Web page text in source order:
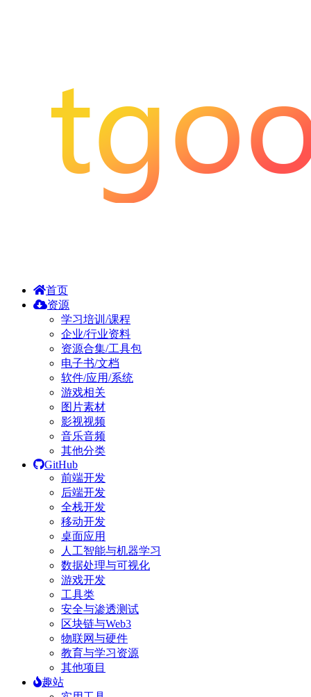
首页
资源
学习培训/课程
企业/行业资料
资源合集/工具包
电子书/文档
软件/应用/系统
游戏相关
图片素材
影视视频
音乐音频
其他分类
GitHub
前端开发
后端开发
全栈开发
移动开发
桌面应用
人工智能与机器学习
数据处理与可视化
游戏开发
工具类
安全与渗透测试
区块链与Web3
物联网与硬件
教育与学习资源
其他项目
趣站